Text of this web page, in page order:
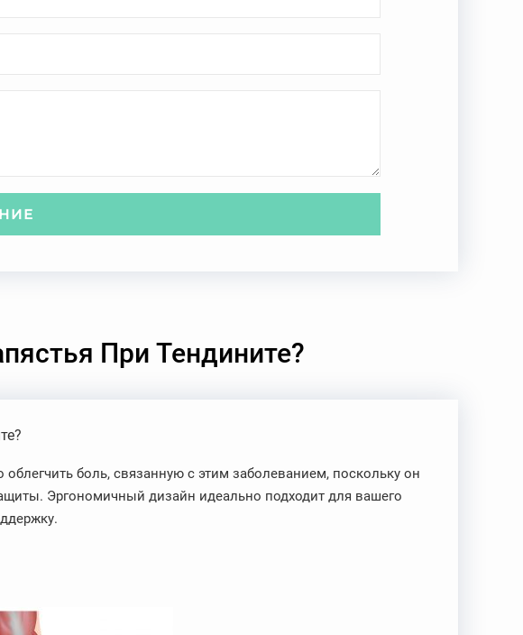
При Тендините?
боль, связанную с этим заболеванием, поскольку он
Эргономичный дизайн идеально подходит для вашего